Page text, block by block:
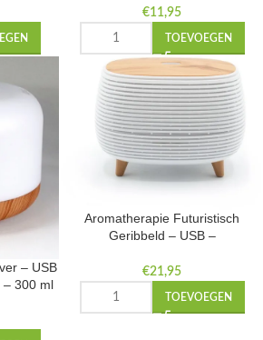
€11,95
TOEVOEGEN
– USB
– 300 ml
Aromatherapie Futuristisch
Geribbeld – USB –
Afstandsbediening – 400 ml
€21,95
TOEVOEGEN